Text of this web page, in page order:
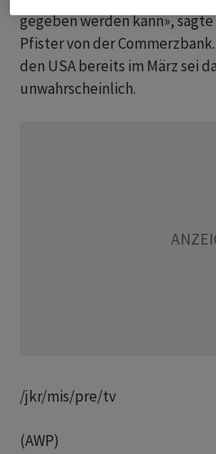
gegeben werden kann»,
Pfister von der
den USA bereits im März sei
unwahrscheinlich.
/jkr/mis/pre/tv
(AWP)